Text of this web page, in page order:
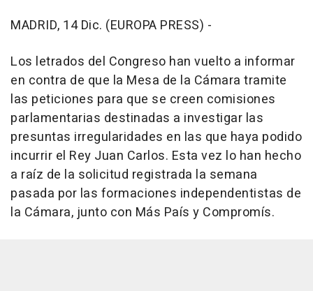
MADRID, 14 Dic. (EUROPA PRESS) -
Los letrados del Congreso han vuelto a informar
en contra de que la Mesa de la Cámara tramite
las peticiones para que se creen comisiones
parlamentarias destinadas a investigar las
presuntas irregularidades en las que haya podido
incurrir el Rey Juan Carlos. Esta vez lo han hecho
a raíz de la solicitud registrada la semana
pasada por las formaciones independentistas de
la Cámara, junto con Más País y Compromís.